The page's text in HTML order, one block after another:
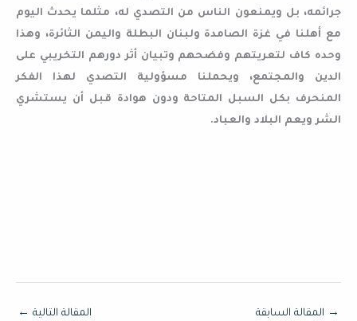
جرائمه، بل ويمنعون الناس من التصدي له، مثلما يحدث اليوم
مع أهلنا في غزة الصامدة ولبنان البطلة واليمن الثائرة، وهذا
وحده كاف لتعريتهم وفضحهم وتبيان أثر دورهم التخريبي على
الدين والمجتمع، ويحملنا مسؤولية التصدي لهذا الفكر
المنحرف بكل السبل المتاحة ودون هوادة قبل أن يستشري
الشر ويعم البلاد والعباد.
→ المقالة السابقة المقالة التالية ←